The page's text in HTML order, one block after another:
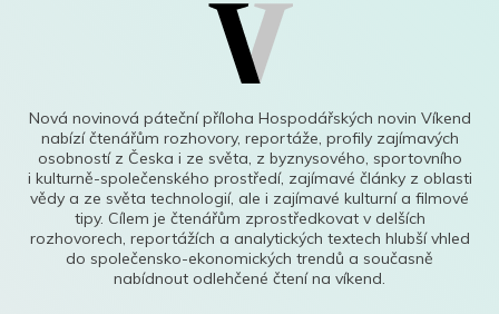
Nová novinová páteční příloha Hospodářských novin Víkend
nabízí čtenářům rozhovory, reportáže, profily zajímavých
osobností z Česka i ze světa, z byznysového, sportovního
i kulturně-společenského prostředí, zajímavé články z oblasti
vědy a ze světa technologií, ale i zajímavé kulturní a filmové
tipy. Cílem je čtenářům zprostředkovat v delších
rozhovorech, reportážích a analytických textech hlubší vhled
do společensko-ekonomických trendů a současně
nabídnout odlehčené čtení na víkend.